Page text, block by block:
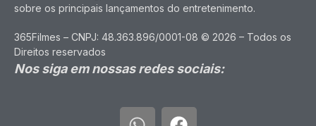
sobre os principais lançamentos do entretenimento.
365Filmes – CNPJ: 48.363.896/0001-08 © 2026 – Todos os
Direitos reservados
Nos siga em nossas redes sociais: